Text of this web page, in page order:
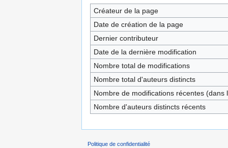
Créateur de la page
Date de création de la page
Dernier contributeur
Date de la dernière modification
Nombre total de modifications
Nombre total d'auteurs distincts
Nombre de modifications récentes (dans
Nombre d'auteurs distincts récents
Politique de confidentialité